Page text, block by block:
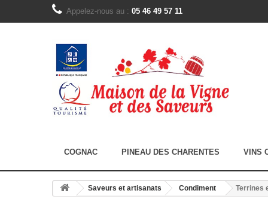
Appelez-nous au : 05 46 49 57 11
COGNAC PINEAU DES CHARENTES VINS
Saveurs et artisanats Condiment Terrines